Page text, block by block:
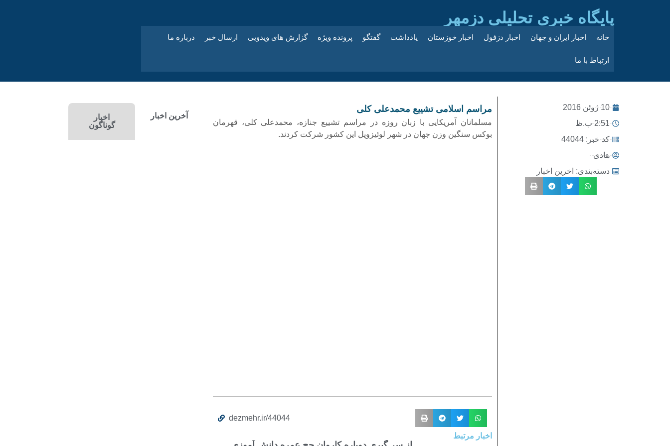
پایگاه خبری تحلیلی دزمهر
خانه اخبار ایران و جهان اخبار دزفول اخبار خوزستان یادداشت گفتگو پرونده ویژه گزارش های ویدویی ارسال خبر درباره ما
ارتباط با ما
10 ژوئن 2016
2:51 ب.ظ
کد خبر: 44044
هادی
دسته‌بندی: اخرین اخبار
مراسم اسلامی تشییع محمدعلی کلی
مسلمانان آمریکایی با زبان روزه در مراسم تشییع جنازه، محمدعلی کلی، قهرمان
بوکس سنگین وزن جهان در شهر لوئیزویل این کشور شرکت کردند.
dezmehr.ir/44044
اخبار مرتبط
آخرین اخبار
اخبار
گوناگون